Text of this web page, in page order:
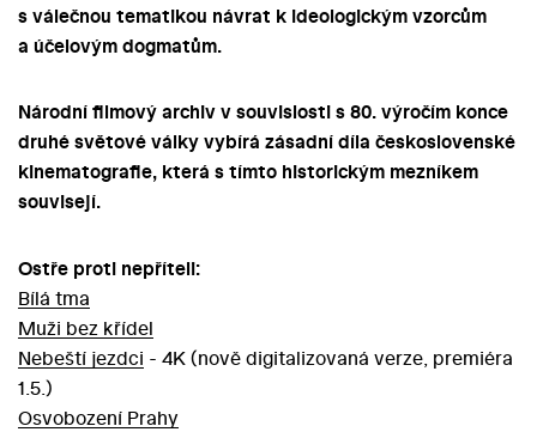
s válečnou tematikou návrat k ideologickým vzorcům
a účelovým dogmatům.
Národní filmový archiv v souvislosti s 80. výročím konce
druhé světové války vybírá zásadní díla československé
kinematografie, která s tímto historickým mezníkem
souvisejí.
Ostře proti nepříteli:
Bílá tma
Muži bez křídel
Nebeští jezdci - 4K (nově digitalizovaná verze, premiéra
1.5.)
Osvobození Prahy